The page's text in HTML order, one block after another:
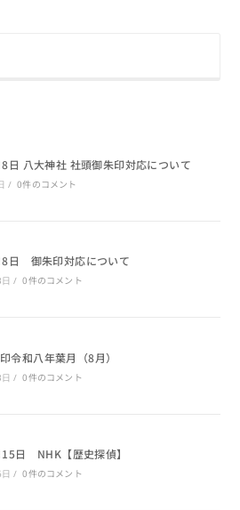
日 八大神社 社頭御朱印対応について
/ 0件のコメント
8日 御朱印対応について
/ 0件のコメント
令和八年葉月（8月）
/ 0件のコメント
日 NHK【歴史探偵】
/ 0件のコメント